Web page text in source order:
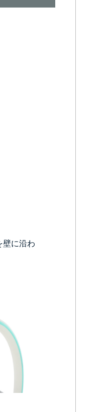
壁に沿わ